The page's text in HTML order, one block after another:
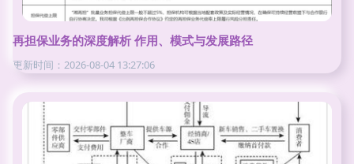
再担保业务的深度解析 作用、模式与发展路径
更新时间：2026-08-04 13:27:06